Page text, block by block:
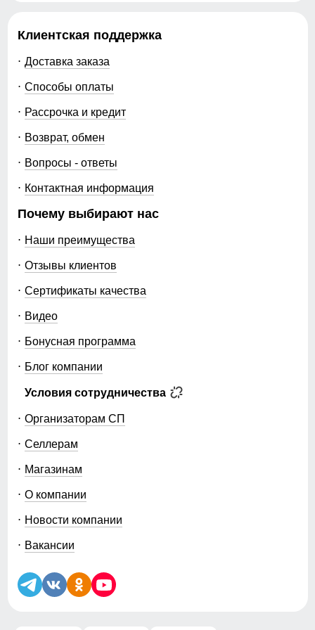
с категорией и получать прибыль в сезон.
Клиентская поддержка
Доставка заказа
Способы оплаты
Рассрочка и кредит
Возврат, обмен
Вопросы - ответы
Контактная информация
Почему выбирают нас
Наши преимущества
Отзывы клиентов
Сертификаты качества
Видео
Бонусная программа
Блог компании
Условия сотрудничества
Организаторам СП
Селлерам
Магазинам
О компании
Новости компании
Вакансии